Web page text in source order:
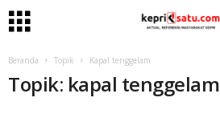
Beranda Topik Kapal tenggelam
Topik: kapal tenggelam